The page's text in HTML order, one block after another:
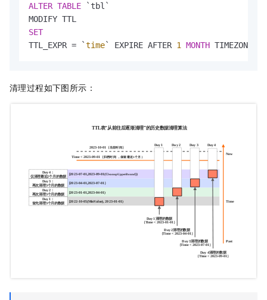
ALTER TABLE `tbl`
SET
TTL_EXPR = `time` EXPIRE AFTER 1 MONTH TIMEZONE
清理过程如下图所示：